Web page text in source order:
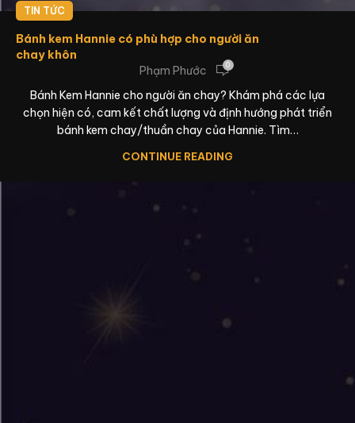
TIN TỨC
Bánh kem Hannie có phù hợp cho người ăn
chay khôn
Phạm Phước
0
Bánh Kem Hannie cho người ăn chay? Khám phá các lựa
chọn hiện có, cam kết chất lượng và định hướng phát triển
bánh kem chay/thuần chay của Hannie. Tìm…
CONTINUE READING